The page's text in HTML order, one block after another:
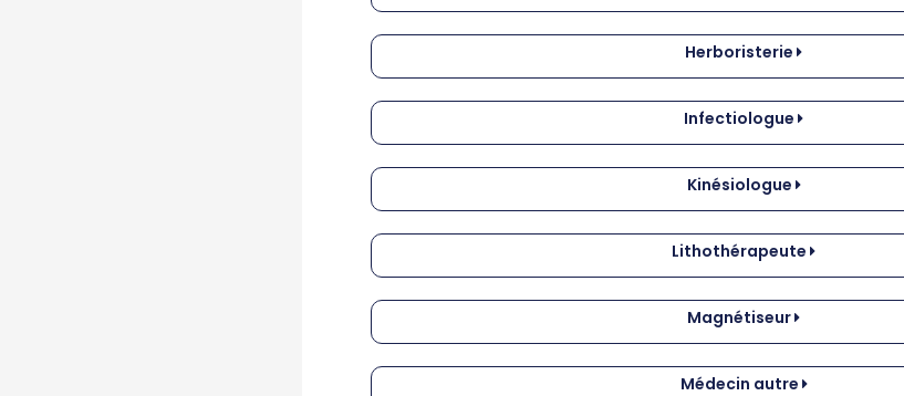
Herboristerie
Infectiologue
Kinésiologue
Lithothérapeute
Magnétiseur
Médecin autre